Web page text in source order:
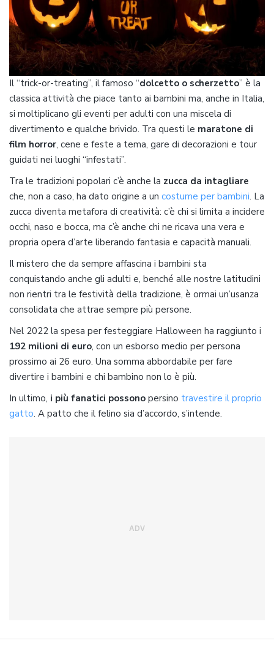
Il “trick-or-treating”, il famoso “dolcetto o scherzetto” è la
classica attività che piace tanto ai bambini ma, anche in Italia,
si moltiplicano gli eventi per adulti con una miscela di
divertimento e qualche brivido. Tra questi le maratone di
film horror, cene e feste a tema, gare di decorazioni e tour
guidati nei luoghi “infestati”.
Tra le tradizioni popolari c’è anche la zucca da intagliare
che, non a caso, ha dato origine a un costume per bambini. La
zucca diventa metafora di creatività: c’è chi si limita a incidere
occhi, naso e bocca, ma c’è anche chi ne ricava una vera e
propria opera d’arte liberando fantasia e capacità manuali.
Il mistero che da sempre affascina i bambini sta
conquistando anche gli adulti e, benché alle nostre latitudini
non rientri tra le festività della tradizione, è ormai un’usanza
consolidata che attrae sempre più persone.
Nel 2022 la spesa per festeggiare Halloween ha raggiunto i
192 milioni di euro, con un esborso medio per persona
prossimo ai 26 euro. Una somma abbordabile per fare
divertire i bambini e chi bambino non lo è più.
In ultimo, i più fanatici possono persino travestire il proprio
gatto. A patto che il felino sia d’accordo, s’intende.